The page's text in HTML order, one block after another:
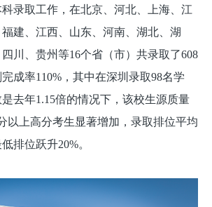
录取工作，在北京、河北、上海、江
建、江西、山东、河南、湖北、湖
川、贵州等16个省（市）共录取了608
成率110%，其中在深圳录取98名学
去年1.15倍的情况下，该校生源质量
以上高分考生显著增加，录取排位平均
排位跃升20%。